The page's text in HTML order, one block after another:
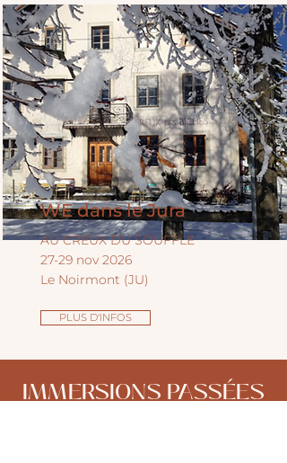
WE dans le Jura
AU CREUX DU SOUFFLE
27-29 nov 2026
Le Noirmont (JU)
PLUS D'INFOS
IMMERSIONS PASSÉES